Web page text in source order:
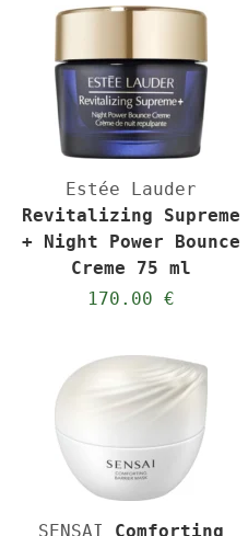
Estée Lauder
Revitalizing Supreme
+ Night Power Bounce
Creme 75 ml
170.00 €
SENSAI
Comforting